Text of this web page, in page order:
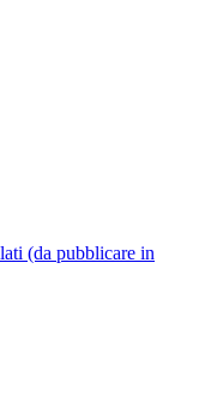
(da pubblicare in